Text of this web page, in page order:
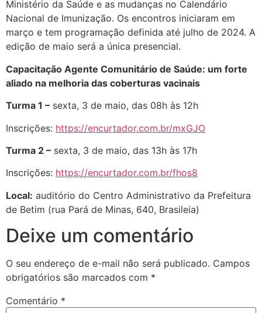
Ministério da Saúde e as mudanças no Calendário
Nacional de Imunização. Os encontros iniciaram em
março e tem programação definida até julho de 2024. A
edição de maio será a única presencial.
Capacitação Agente Comunitário de Saúde: um forte
aliado na melhoria das coberturas vacinais
Turma 1 – sexta, 3 de maio, das 08h às 12h
Inscrições: https://encurtador.com.br/mxGJO
Turma 2 – sexta, 3 de maio, das 13h às 17h
Inscrições: https://encurtador.com.br/fhos8
Local: auditório do Centro Administrativo da Prefeitura
de Betim (rua Pará de Minas, 640, Brasileia)
Deixe um comentário
O seu endereço de e-mail não será publicado. Campos
obrigatórios são marcados com *
Comentário *